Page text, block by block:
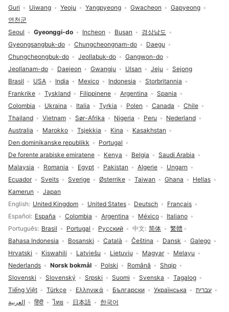
Språkvalg
English United Kingdom United States Deutsch
Français
Español
España Colombia Argentina México
Italiano
Português Brasil Portugal Русский 中文 简体
繁體
Bahasa Indonesia
Bosanski Català Čeština Dansk
Galego
Hrvatski
Kiswahili Latviešu Lietuvių Magyar
Melayu
Nederlands
Norsk bokmål Polski Română
Shqip
Slovenski
Slovenský Srpski Suomi Svenska
Tagalog
Tiếng Việt
Türkçe Ελληνικά Български Українська
עברית
العربية
हिंदी ไทย 日本語 한국어
Brasil USA India Mexico Indonesia
Storbritannia
Frankrike
Tyskland Filippinene Argentina
Spania
Colombia
Ukraina Italia Tyrkia Polen Canada
Chile
Thailand
Vietnam Sør-Afrika Nigeria Peru
Nederland
Australia
Marokko Tsjekkia Kina
Kasakhstan
Den dominikanske republikk
Portugal
De forente arabiske emiratene
Kenya Belgia
Saudi Arabia
Malaysia
Romania Egypt Pakistan Algerie
Ungarn
Ecuador
Sveits Sverige Østerrike Taiwan Ghana
Hellas
Kamerun
Japan
Seoul Gyeonggi-do Incheon Busan
경상남도
Gyeongsangbuk-do
Chungcheongnam-do
Daegu
Chungcheongbuk-do
Jeollabuk-do
Gangwon-do
Jeollanam-do
Daejeon Gwangju Ulsan Jeju Sejong
Guri
Uiwang Yeoju Yangpyeong Gwacheon
Gapyeong
연천군